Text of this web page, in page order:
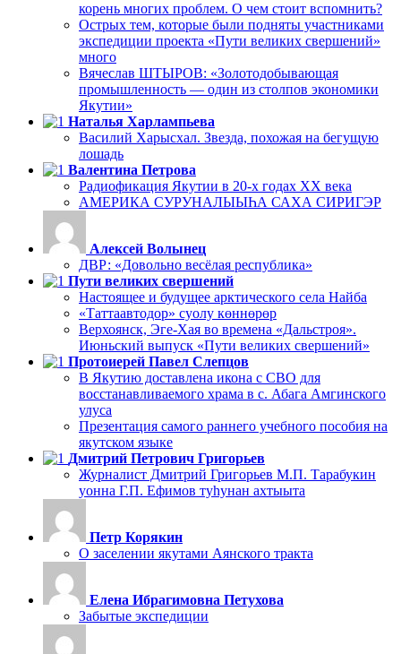
корень многих проблем. О чем стоит вспомнить?
Острых тем, которые были подняты участниками
экспедиции проекта «Пути великих свершений»
много
Вячеслав ШТЫРОВ: «Золотодобывающая
промышленность — один из столпов экономики
Якутии»
Наталья Харлампьева
Василий Харысхал. Звезда, похожая на бегущую
лошадь
Валентина Петрова
Радиофикация Якутии в 20-х годах ХХ века
АМЕРИКА СУРУНАЛЫЫҺА САХА СИРИГЭР
Алексей Волынец
ДВР: «Довольно весёлая республика»
Пути великих свершений
Настоящее и будущее арктического села Найба
«Таттаавтодор» суолу көннөрөр
Верхоянск, Эге-Хая во времена «Дальстроя».
Июньский выпуск «Пути великих свершений»
Протоиерей Павел Слепцов
В Якутию доставлена икона с СВО для
восстанавливаемого храма в с. Абага Амгинского
улуса
Презентация самого раннего учебного пособия на
якутском языке
Дмитрий Петрович Григорьев
Журналист Дмитрий Григорьев М.П. Тарабукин
уонна Г.П. Ефимов туһунан ахтыыта
Петр Корякин
О заселении якутами Аянского тракта
Елена Ибрагимовна Петухова
Забытые экспедиции